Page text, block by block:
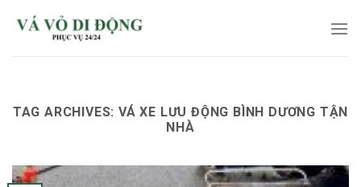
TAG ARCHIVES: VÁ XE LƯU ĐỘNG BÌNH DƯƠNG TẬN
NHÀ